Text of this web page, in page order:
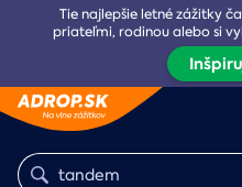
Tie najlepšie letné zážitky
priateľmi, rodinou alebo si